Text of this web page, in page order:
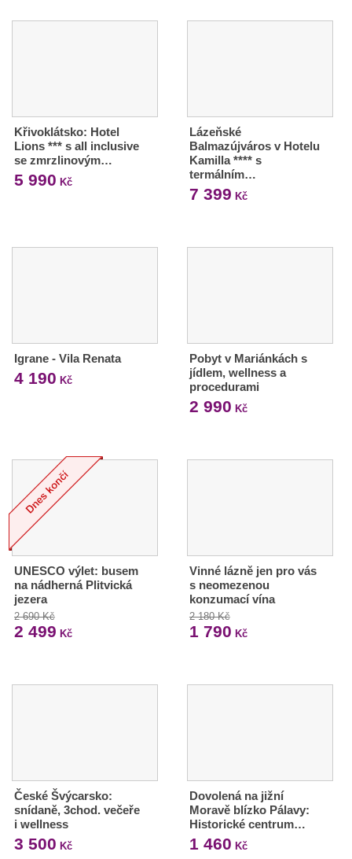
Křivoklátsko: Hotel
Lions *** s all inclusive
se zmrzlinovým…
5 990 Kč
Lázeňské
Balmazújváros v Hotelu
Kamilla **** s
termálním…
7 399 Kč
Igrane - Vila Renata
4 190 Kč
Pobyt v Mariánkách s
jídlem, wellness a
procedurami
2 990 Kč
UNESCO výlet: busem
na nádherná Plitvická
jezera
2 690 Kč
2 499 Kč
Vinné lázně jen pro vás
s neomezenou
konzumací vína
2 180 Kč
1 790 Kč
České Švýcarsko:
snídaně, 3chod. večeře
i wellness
3 500 Kč
Dovolená na jižní
Moravě blízko Pálavy:
Historické centrum…
1 460 Kč